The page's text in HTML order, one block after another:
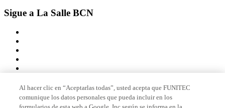
Sigue a La Salle BCN
Miembro de
Al hacer clic en “Aceptarlas todas”, usted acepta que FUNITEC
comunique los datos personales que pueda incluir en los